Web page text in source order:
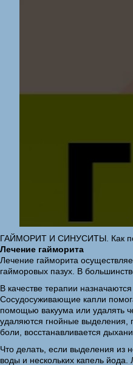
ГАЙМОРИТ И СИНУСИТЫ. Как
Лечение гайморита
Лечение гайморита
гайморовых пазух. В
В качестве терапии
Сосудосуживающие капли
помощью вакуума или удалять
удаляются гнойные выделения,
боли, восстанавливается
Что делать, если выделения из
воды и нескольких капель